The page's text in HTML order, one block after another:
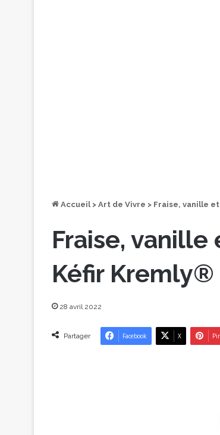
Accueil > Art de Vivre > Fraise, vanille
Fraise,
Kéfir Kremly®
28 avril 2022
Partager Facebook X